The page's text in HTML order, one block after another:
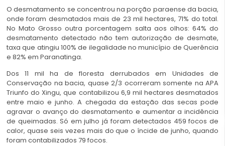
O desmatamento se concentrou na porção paraense da bacia,
onde foram desmatados mais de 23 mil hectares, 71% do total.
No Mato Grosso outra porcentagem salta aos olhos: 64% do
desmatamento detectado não tem autorização de desmate,
taxa que atingiu 100% de ilegalidade no município de Querência
e 82% em Paranatinga.
Dos 11 mil ha de floresta derrubados em Unidades de
Conservação na bacia, quase 2/3 ocorreram somente na APA
Triunfo do Xingu, que contabilizou 6,9 mil hectares desmatados
entre maio e junho. A chegada da estação das secas pode
agravar o avanço do desmatamento e aumentar a incidência
de queimadas. Só em julho já foram detectados 459 focos de
calor, quase seis vezes mais do que o íncide de junho, quando
foram contabilizados 79 focos.